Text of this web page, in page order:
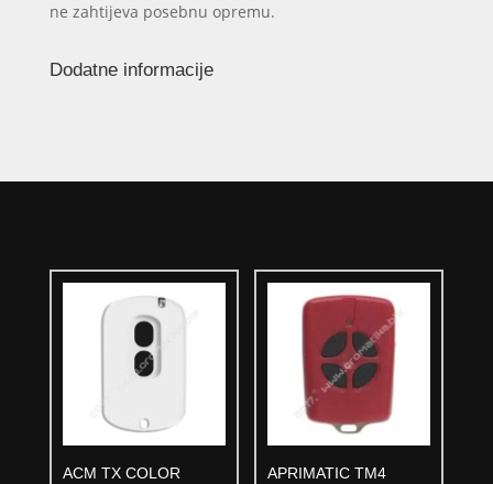
ne zahtijeva posebnu opremu.
Dodatne informacije
ACM TX COLOR
APRIMATIC TM4